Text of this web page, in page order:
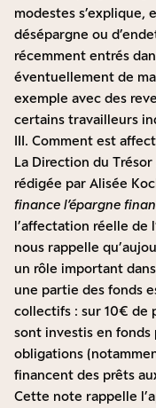
modestes s’explique,
désépargne ou
récemment entrés
éventuellement de
exemple avec des
certains travailleurs
III. Comment est
La Direction du
rédigée par Alisée
finance l’épargne
l’affectation réelle de
nous rappelle
un rôle important
une partie des fonds
collectifs : sur 10€ de
sont investis en fonds
obligations
financent des prêts
Cette note rappelle